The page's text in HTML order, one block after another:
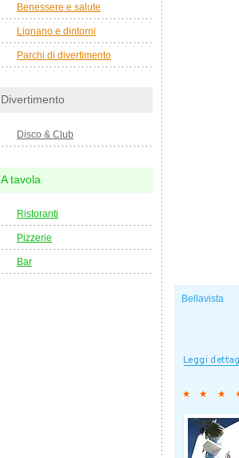
Bellavista
Benessere e salute
Lignano e dintorni
Parchi di divertimento
Divertimento
Disco & Club
A tavola
Ristoranti
Pizzerie
Bar